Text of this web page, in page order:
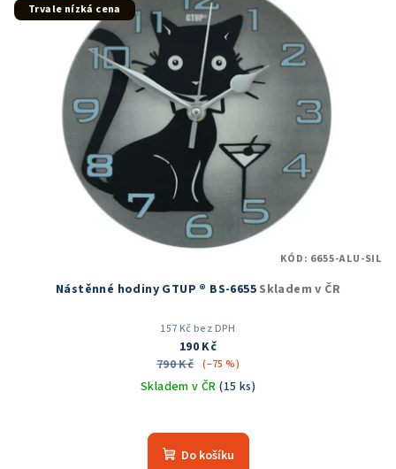
Trvale nízká cena
Nástěnné hodiny GTUP ® BS-6655 Skladem v ČR
157 Kč bez DPH
190 Kč
790 Kč (–75 %)
Skladem v ČR(15 ks)
hodnocení
produktu
Do košíku
KÓD: 6655-ALU-SIL